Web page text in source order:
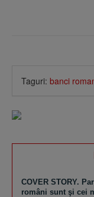
Taguri: banci
COVER STORY.
români sunt şi cei